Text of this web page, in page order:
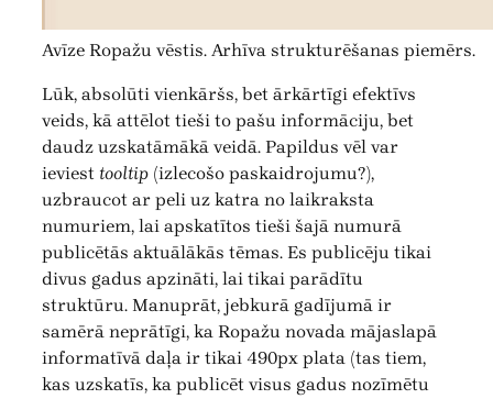
Avīze Ropažu vēstis. Arhīva strukturēšanas piemērs.
Lūk, absolūti vienkāršs, bet ārkārtīgi efektīvs
veids, kā attēlot tieši to pašu informāciju, bet
daudz uzskatāmākā veidā. Papildus vēl var
ieviest tooltip (izlecošo paskaidrojumu?),
uzbraucot ar peli uz katra no laikraksta
numuriem, lai apskatītos tieši šajā numurā
publicētās aktuālākās tēmas. Es publicēju tikai
divus gadus apzināti, lai tikai parādītu
struktūru. Manuprāt, jebkurā gadījumā ir
samērā neprātīgi, ka Ropažu novada mājaslapā
informatīvā daļa ir tikai 490px plata (tas tiem,
kas uzskatīs, ka publicēt visus gadus nozīmētu